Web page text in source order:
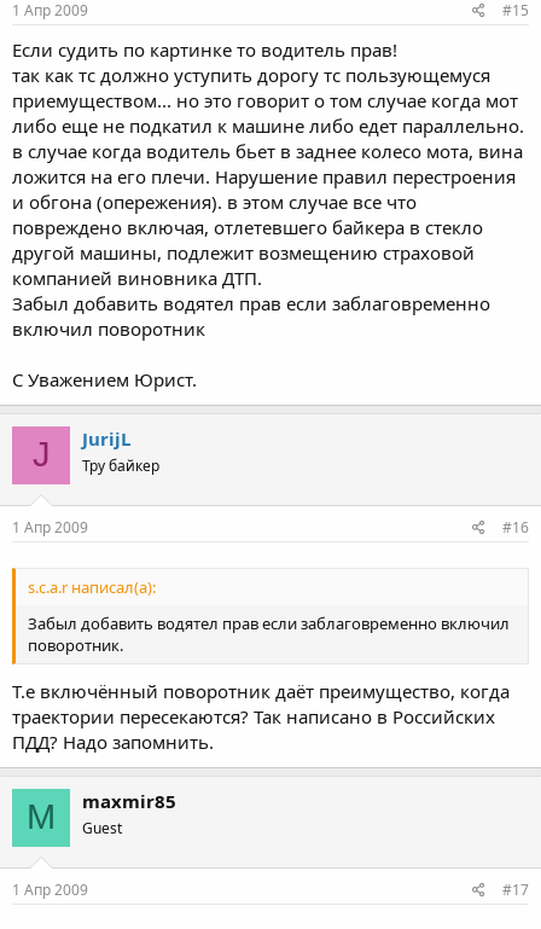
1 Апр 2009 #15
Если судить по картинке то водитель прав!
так как тс должно уступить дорогу тс пользующемуся
приемуществом... но это говорит о том случае когда мот
либо еще не подкатил к машине либо едет параллельно.
в случае когда водитель бьет в заднее колесо мота, вина
ложится на его плечи. Нарушение правил перестроения
и обгона (опережения). в этом случае все что
повреждено включая, отлетевшего байкера в стекло
другой машины, подлежит возмещению страховой
компанией виновника ДТП.
Забыл добавить водятел прав если заблаговременно
включил поворотник
С Уважением Юрист.
J JurijL
Тру байкер
1 Апр 2009 #16
s.c.a.r написал(а):
Забыл добавить водятел прав если заблаговременно включил
поворотник.
Т.е включённый поворотник даёт преимущество, когда
траектории пересекаются? Так написано в Российских
ПДД? Надо запомнить.
M maxmir85
Guest
1 Апр 2009 #17